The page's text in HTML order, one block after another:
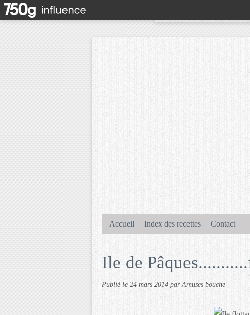
Accueil Index des recettes Contact
Ile de
Publié le 24 mars 2014 par Amuses bouche